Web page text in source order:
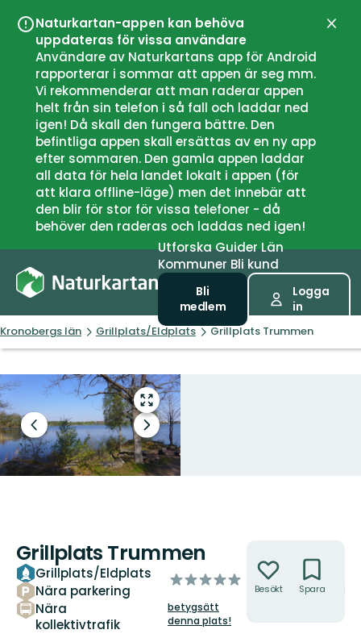
Naturkartan-appen kan behöva
uppdateras för vissa användare
Användare av Naturkartans app för Android
rapporterar i sommar att appen är seg mm.
Vi rekommenderar att man raderar appen
helt från sin telefon i så fall och laddar ned
igen! Då skall den fungera bättre. Den
befintliga appen skall ersättas av en ny app
efter sommaren. Den gamla appen laddar
all data för hela landet lokalt i appen (för
att klara offline-läge) men det innebär att
den blir för stor för vissa telefoner - då
behöver den raderas och laddas ned igen!
UtforskaGuiderLän
Kommuner Bli kund
Bli
medlem
Logga
in
Kronobergs län Grillplats/Eldplats Grillplats Trummen
Gå
till
helskärmsläge
Föregående
bild
Nästa
bildspel
Grillplats Trummen
Grillplats/Eldplats
Nära parkering
Nära
kollektivtrafik
av
stjärnor
betygsätt
denna plats!
Besökt Spara